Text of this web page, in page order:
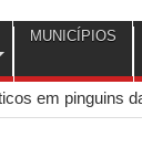
MUNICÍPIOS
em pinguins